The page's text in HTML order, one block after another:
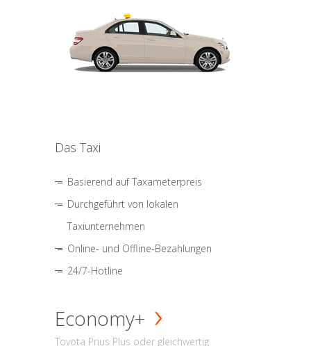
Das Taxi
Basierend auf Taxameterpreis
Durchgeführt von lokalen
Taxiunternehmen
Online- und Offline-Bezahlungen
24/7-Hotline
Economy+
Toyota Prius Plus oder gleichwertig